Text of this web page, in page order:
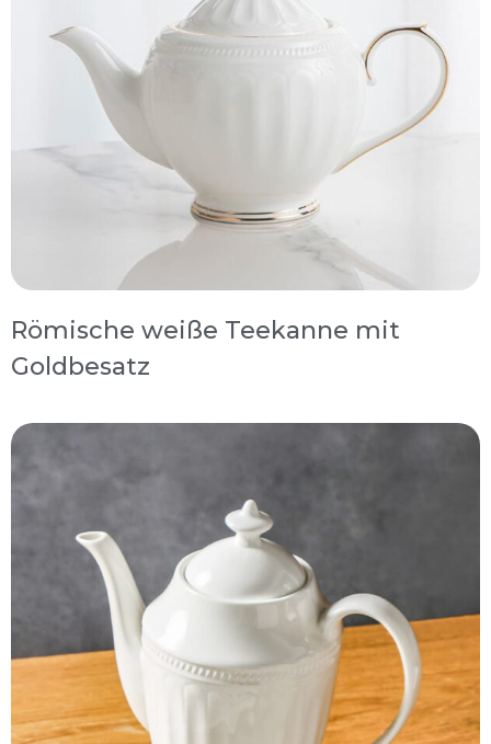
Römische weiße Teekanne mit
Goldbesatz